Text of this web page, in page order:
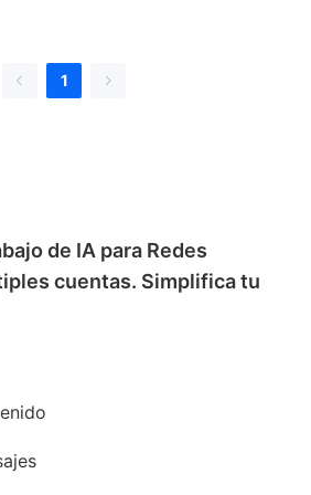
Equipos
1
de IA para Redes
cuentas. Simplifica tu